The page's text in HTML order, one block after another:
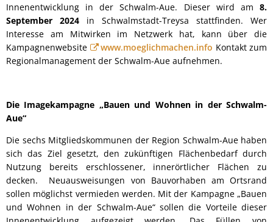
Innenentwicklung in der Schwalm-Aue. Dieser wird am 8.
September 2024 in Schwalmstadt-Treysa stattfinden. Wer
Interesse am Mitwirken im Netzwerk hat, kann über die
Kampagnenwebsite
www.moeglichmachen.info Kontakt zum
Regionalmanagement der Schwalm-Aue aufnehmen.
Die Imagekampagne „Bauen und Wohnen in der Schwalm-
Aue“
Die sechs Mitgliedskommunen der Region Schwalm-Aue haben
sich das Ziel gesetzt, den zukünftigen Flächenbedarf durch
Nutzung bereits erschlossener, innerörtlicher Flächen zu
decken. Neuausweisungen von Bauvorhaben am Ortsrand
sollen möglichst vermieden werden. Mit der Kampagne „Bauen
und Wohnen in der Schwalm-Aue“ sollen die Vorteile dieser